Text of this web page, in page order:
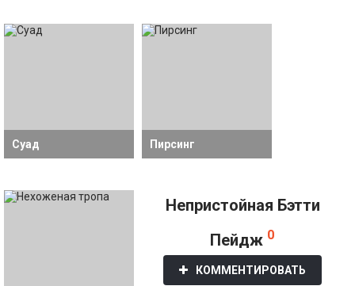
Суад Пирсинг
Непристойная Бэтти
Пейдж 0
КОММЕНТИРОВАТЬ